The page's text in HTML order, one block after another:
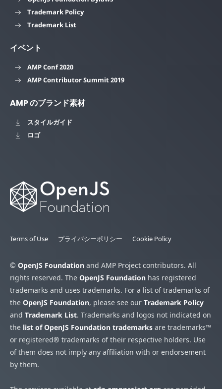
Trademark Policy
Trademark List
イベント
AMP Conf 2020
AMP Contributor Summit 2019
AMP のブランド素材
スタイルガイド
ロゴ
Terms of Use プライバシーポリシー Cookie Policy
© OpenJS Foundation and AMP Project contributors. All
rights reserved. The OpenJS Foundation has registered
trademarks and uses trademarks. For a list of trademarks of
the OpenJS Foundation, please see our Trademark Policy
and Trademark List. Trademarks and logos not indicated on
the list of OpenJS Foundation trademarks are trademarks™
or registered® trademarks of their respective holders. Use
of them does not imply any affiliation with or endorsement
by them.